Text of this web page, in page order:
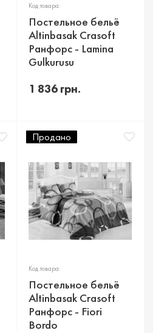
Код товара:
Постельное бельё
Altinbasak Crasoft
Ранфорс - Lamina
Gulkurusu
1 836 грн.
Продано
Код товара:
Постельное бельё
Altinbasak Crasoft
Ранфорс - Fiori
Bordo